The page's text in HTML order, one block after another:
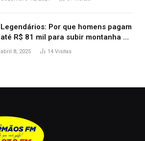
Legendários: Por que homens pagam
até R$ 81 mil para subir montanha e
melhorar casamento?
abril 8, 2025 14 Visitas